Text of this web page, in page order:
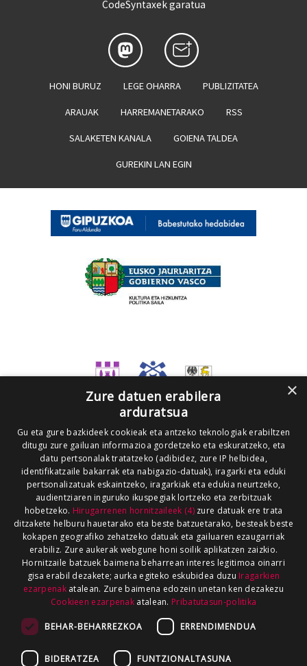
CodeSyntaxek garatua
HONI BURUZ LEGE OHARRA PUBLIZITATEA
ARAUAK HARREMANETARAKO RSS
SALAKETEN KANALA GOIENA TALDEA
GUREKIN LAN EGIN
×
Zure datuen erabilera
arduratsua
Gu eta gure bazkideek cookieak eta antzeko teknologiak erabiltzen
ditugu zure gailuan informazioa gordetzeko eta eskuratzeko, eta
datu pertsonalak tratatzeko (adibidez, zure IP helbidea,
identifikatzaile bakarrak eta nabigazio-datuak), iragarki eta eduki
pertsonalizatuak eskaintzeko, iragarkiak eta edukia neurtzeko,
audientziaren inguruko ikuspegiak lortzeko eta zerbitzuak
hobetzeko. Hirugarrenen hornitzaileek (4)zure datuak ere trata
ditzakete helburu hauetarako eta beste batzuetarako, besteak beste
kokapen geografiko zehatzeko datuak eta gailuaren ezaugarriak
erabiliz. Zure aukerak webgune honi soilik aplikatzen zaizkio.
Hornitzaile batzuek baimena beharrean interes legitimoa oinarri
gisa erabil dezakete; aurka egiteko eskubidea duzu Iragarkien
ezarpenakatalean. Zure baimena edozein unetan ken dezakezu
Cookieen ezarpenak atalean. Pribatutasun-politika
BEHAR-BEHARREZKOA ERRENDIMENDUA
BIDERATZEA FUNTZIONALTASUNA